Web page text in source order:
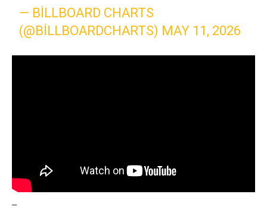
— BILLBOARD CHARTS
(@BILLBOARDCHARTS) MAY 11, 2026
–